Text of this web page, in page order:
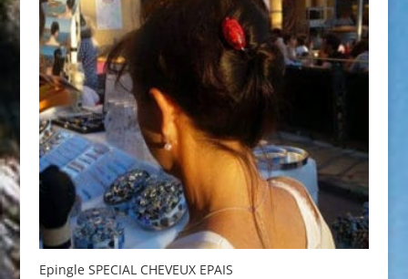
Epingle SPECIAL CHEVEUX EPAIS